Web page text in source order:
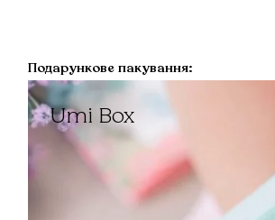
Подарункове пакування:
Umi Box